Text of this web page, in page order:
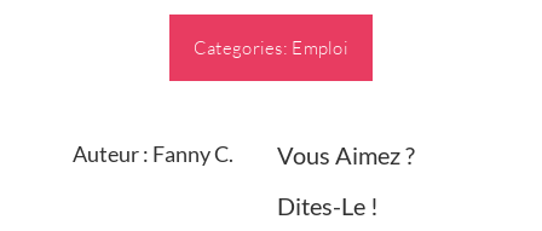
Categories: Emploi
Auteur : Fanny C.
Vous Aimez ?
Dites-Le !